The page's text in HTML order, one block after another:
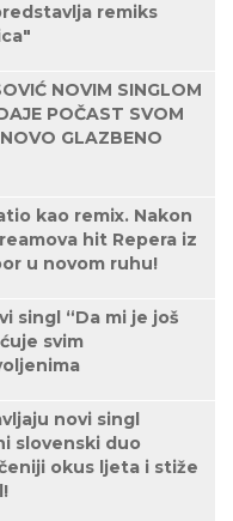
remiks
NOVIM SINGLOM
POČAST SVOM
GLAZBENO
kao remix. Nakon
hit Repera iz
u novom ruhu!
singl “Da mi je još
svim
novi singl
slovenski duo
okus ljeta i stiže